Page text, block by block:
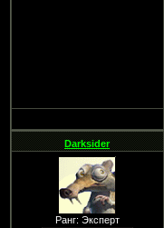
Darksider
Ранг: Эксперт